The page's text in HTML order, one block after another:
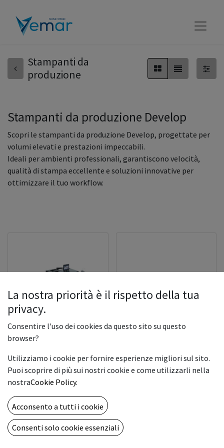
Stampanti da
produzione
Stampanti da produzione Develop
Scopri le stampanti da produzione Develop, progettate per
volumi elevati e prestazioni impeccabili.
Ideali per ambienti professionali, garantiscono velocità,
qualità di stampa eccellente e soluzioni innovative per
ottimizzare il tuo workflow.
ineo+ 4065 - Sistema di
ppm a colori e 81 in bianco
& nero A4, con funzione di
stampa, scansione e copia,
risoluzione in stampa
3600 (Equivalenti) x 2400
Completo di tamburi e
developer, 2 vassoi
universali 1 da 500 ff. e 1 da
1.000 ff. formati A5R/SRA3
ineo+ 4070 - Sistema di
produzione digitale da
La nostra priorità è il rispetto della tua
privacy.
Consentire l'uso dei cookies da questo sito su questo
browser?
Utilizziamo i cookie per fornire esperienze migliori sul sito.
Puoi scoprire di più sui nostri cookie e come utilizzarli nella
nostraCookie Policy.
Acconsento a tutti i cookie
Consenti solo cookie essenziali